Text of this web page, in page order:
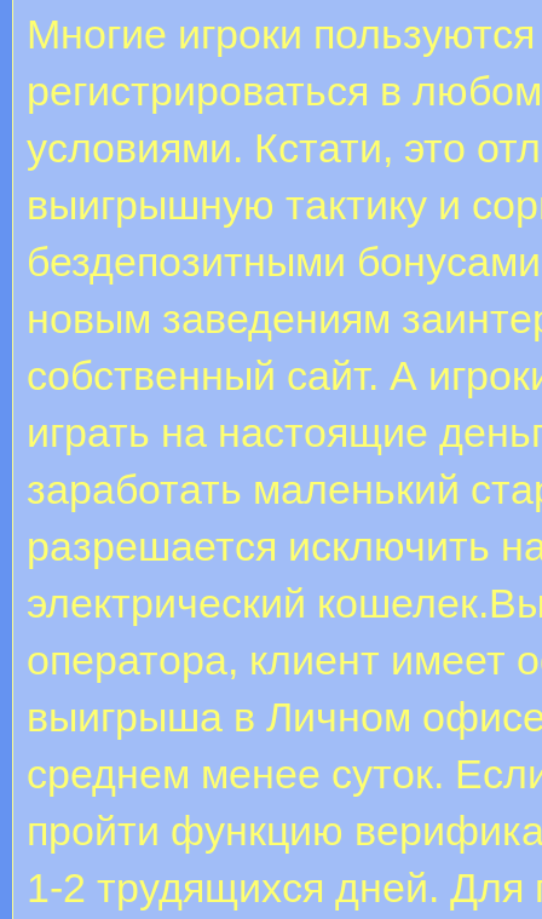
Многие игроки
регистрироваться в
условиями. Кстати, это
выигрышную тактику и
бездепозитными
новым заведениям
собственный сайт. А
играть на настоящие
заработать маленький
разрешается исключить
электрический
оператора, клиент имеет
выигрыша в Личном
среднем менее суток.
пройти функцию
1-2 трудящихся дней. Для